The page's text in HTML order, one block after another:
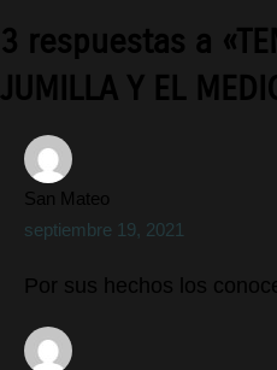
3 respuestas a
JUMILLA Y EL
San Mateo
septiembre 19, 2021
Por sus hechos los